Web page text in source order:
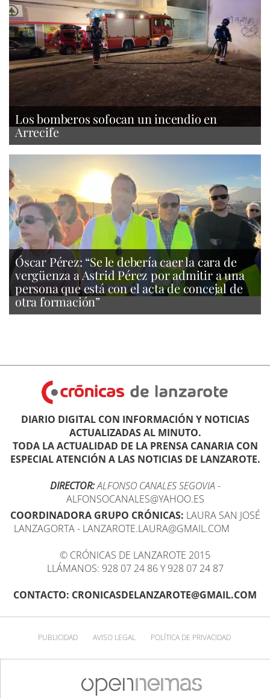
Los bomberos sofocan un incendio en
Arrecife
Óscar Pérez: “Se le debería caer la cara de
vergüenza a Astrid Pérez por admitir a una
persona que está con el acta de concejal de
otra formación”
DIARIO DIGITAL CON INFORMACIÓN Y NOTICIAS
ACTUALIZADAS AL MINUTO.
TODA LA ACTUALIDAD DE LA PRENSA CANARIA CON
ESPECIAL ATENCIÓN A LAS NOTICIAS DE LANZAROTE.
DIRECTOR:ALFONSO CANALES SEGOVIA -
ALFONSOCANALES@YAHOO.ES
COORDINADORA GRUPO CRÓNICAS: LAURA SAN JOSÉ
LANZAGORTA - LANZAROTE.LAURA@GMAIL.COM
© CRÓNICAS DE LANZAROTE 2015
LLÁMANOS: 928 07 24 86 Y 928 07 24 87
CONTACTO: CRONICASDELANZAROTE@GMAIL.COM
PUBLICIDAD AVISO LEGAL POLÍTICA DE PRIVACIDAD